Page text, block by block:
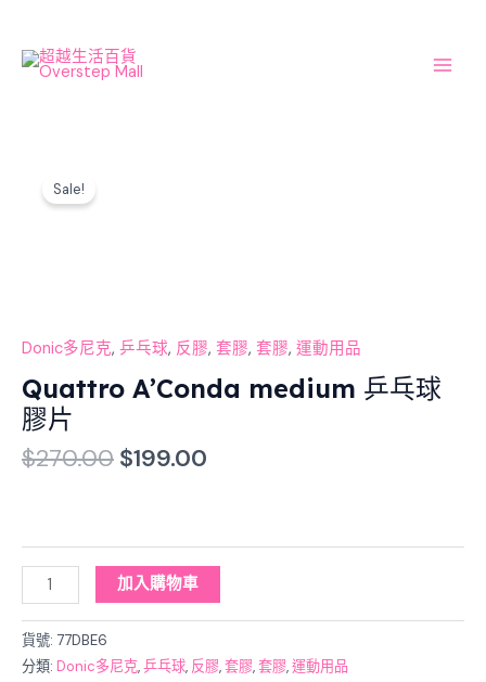
content
Sale!
Donic多尼克, 乒乓球, 反膠, 套膠, 套膠, 運動用品
Quattro A’Conda medium 乒乓球
膠片
$270.00 $199.00
A'Conda
片
量
加入購物車
貨號: 77DBE6
分類: Donic多尼克,乒乓球, 反膠,套膠,套膠,運動用品